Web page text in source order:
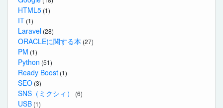
HTML5 (1)
IT (1)
Laravel (28)
ORACLEに関する本 (27)
PM (1)
Python (51)
Ready Boost (1)
SEO (3)
SNS（ミクシィ） (6)
USB (1)